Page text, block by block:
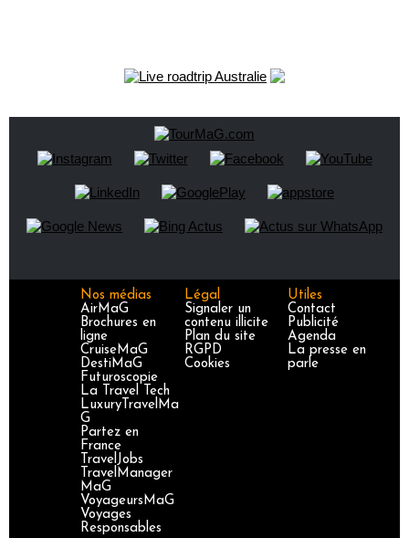
Nos médias
AirMaG
Brochures en
ligne
CruiseMaG
DestiMaG
Futuroscopie
La Travel Tech
LuxuryTravelMa
G
Partez en
France
TravelJobs
TravelManager
MaG
VoyageursMaG
Voyages
Responsables
Légal
Signaler un
contenu illicite
Plan du site
RGPD
Cookies
Utiles
Contact
Publicité
Agenda
La presse en
parle